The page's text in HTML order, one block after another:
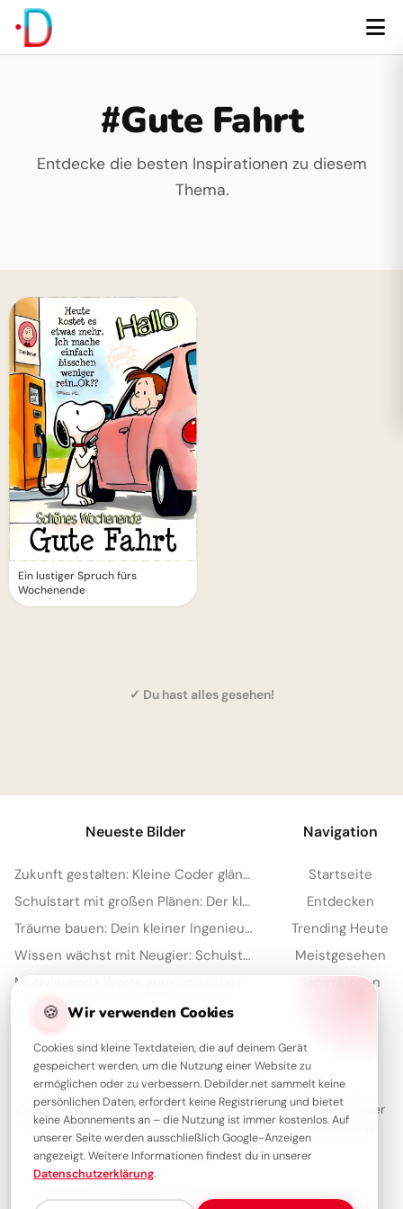
#Gute Fahrt
Entdecke die besten Inspirationen zu diesem
Thema.
Ein lustiger Spruch fürs
Wochenende
✓ Du hast alles gesehen!
🍪 Wir verwenden Cookies
Cookies sind kleine Textdateien, die auf deinem Gerät
gespeichert werden, um die Nutzung einer Website zu
ermöglichen oder zu verbessern. Debilder.net sammelt keine
persönlichen Daten, erfordert keine Registrierung und bietet
keine Abonnements an – die Nutzung ist immer kostenlos. Auf
unserer Seite werden ausschließlich Google-Anzeigen
angezeigt. Weitere Informationen findest du in unserer
Datenschutzerklärung.
Neueste Bilder
Zukunft gestalten: Kleine Coder glänzen für Instagram
Schulstart mit großen Plänen: Der kleine Architekt erobert Pinterest!
Träume bauen: Dein kleiner Ingenieur startet durch – perfekt für WhatsApp!
Wissen wächst mit Neugier: Schulstart-Impulse, perfekt für Threads
Navigation
Startseite
Entdecken
Trending Heute
Meistgesehen
Sammlungen
Über Debilder
Debilder ist deine Plattform für die schönsten Grüße und Bilder
zum Teilen. Entdecke unsere Sammlung und verschenke ein
Lächeln!
Über unsKontaktRedaktionImpressumDatenschutzerklärung